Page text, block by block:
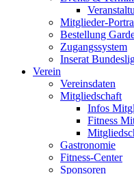
Mitglieder-
Bestellung
Zugangssystem
Inserat
Verein
Vereinsdaten
Mitgliedschaft
Infos
Fitness
Gastronomie
Fitness-Center
Sponsoren